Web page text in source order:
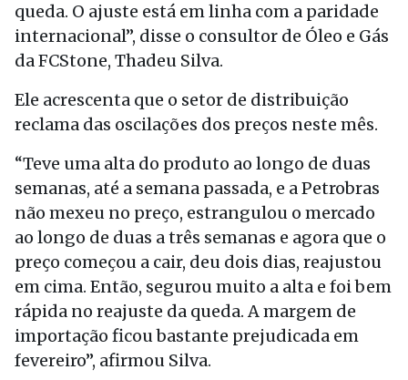
queda. O ajuste está em linha com a paridade
internacional”, disse o consultor de Óleo e Gás
da FCStone, Thadeu Silva.
Ele acrescenta que o setor de distribuição
reclama das oscilações dos preços neste mês.
“Teve uma alta do produto ao longo de duas
semanas, até a semana passada, e a Petrobras
não mexeu no preço, estrangulou o mercado
ao longo de duas a três semanas e agora que o
preço começou a cair, deu dois dias, reajustou
em cima. Então, segurou muito a alta e foi bem
rápida no reajuste da queda. A margem de
importação ficou bastante prejudicada em
fevereiro”, afirmou Silva.